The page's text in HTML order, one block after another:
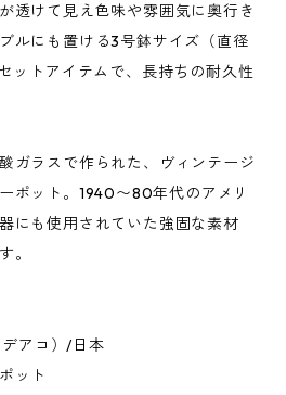
透けて見え色味や雰囲気に奥行き
ルにも置ける3号鉢サイズ（直径
ットアイテムで、長持ちの耐久性
ガラスで作られた、ヴィンテージ
ポット。1940〜80年代のアメリ
にも使用されていた強固な素材
。
アコ）/日本
ット